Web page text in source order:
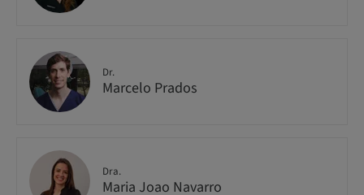
Dr.
Marcelo Prados
Dra.
Maria Joao Navarro